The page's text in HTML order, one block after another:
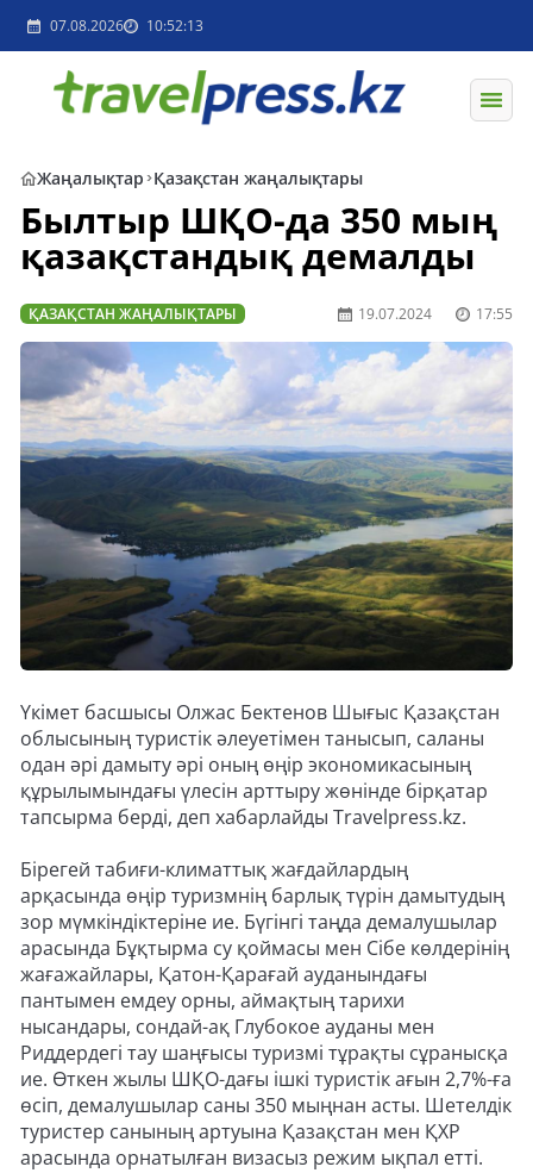
07.08.2026 10:52:13
Жаңалықтар Қазақстан жаңалықтары
Былтыр ШҚО-да 350 мың
қазақстандық демалды
ҚАЗАҚСТАН ЖАҢАЛЫҚТАРЫ 19.07.2024 17:55
Үкімет басшысы Олжас Бектенов Шығыс Қазақстан
облысының туристік әлеуетімен танысып, саланы
одан әрі дамыту әрі оның өңір экономикасының
құрылымындағы үлесін арттыру жөнінде бірқатар
тапсырма берді, деп хабарлайды Travelpress.kz.
Бірегей табиғи-климаттық жағдайлардың
арқасында өңір туризмнің барлық түрін дамытудың
зор мүмкіндіктеріне ие. Бүгінгі таңда демалушылар
арасында Бұқтырма су қоймасы мен Сібе көлдерінің
жағажайлары, Қатон-Қарағай ауданындағы
пантымен емдеу орны, аймақтың тарихи
нысандары, сондай-ақ Глубокое ауданы мен
Риддердегі тау шаңғысы туризмі тұрақты сұранысқа
ие. Өткен жылы ШҚО-дағы ішкі туристік ағын 2,7%-ға
өсіп, демалушылар саны 350 мыңнан асты. Шетелдік
туристер санының артуына Қазақстан мен ҚХР
арасында орнатылған визасыз режим ықпал етті.